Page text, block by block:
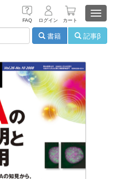
FAQ ログイン カート
書籍
記事β